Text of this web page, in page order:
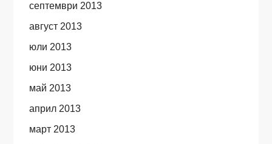
септември 2013
август 2013
юли 2013
юни 2013
май 2013
април 2013
март 2013